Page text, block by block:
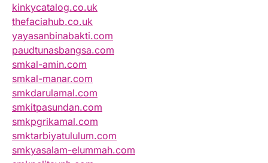
kinkycatalog.co.uk
thefaciahub.co.uk
yayasanbinabakti.com
paudtunasbangsa.com
smkal-amin.com
smkal-manar.com
smkdarulamal.com
smkitpasundan.com
smkpgrikamal.com
smktarbiyatululum.com
smkyasalam-elummah.com